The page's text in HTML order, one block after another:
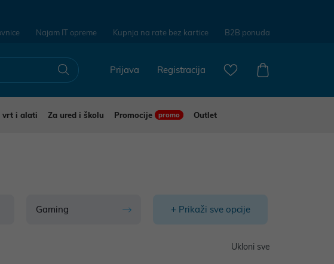
Najam IT opreme Kupnja na rate bez kartice B2B ponuda
Registracija
Prijava
vrt i alati Za ured i školu Promocije promo
Outlet
Gaming + Prikaži sve opcije
Ukloni sve